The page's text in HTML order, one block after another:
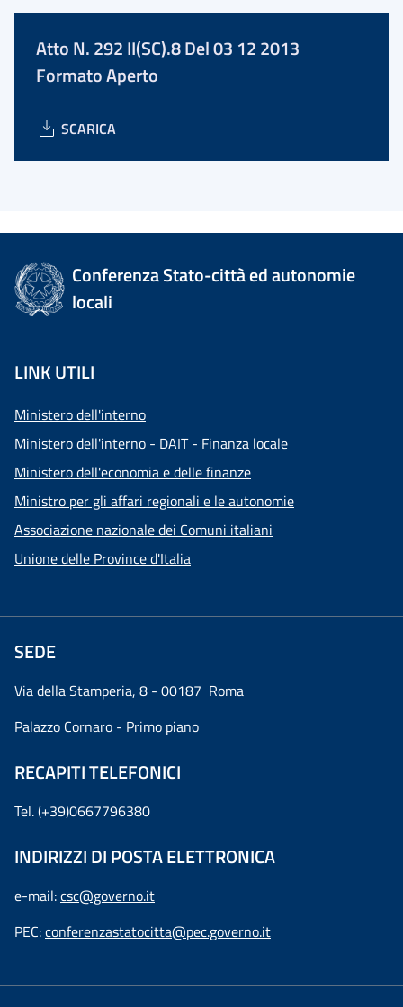
Atto N. 292 II(SC).8 Del 03 12 2013
Formato Aperto
SCARICA
Conferenza Stato-città ed autonomie
locali
LINK UTILI
Ministero dell'interno
Ministero dell'interno - DAIT - Finanza locale
Ministero dell'economia e delle finanze
Ministro per gli affari regionali e le autonomie
Associazione nazionale dei Comuni italiani
Unione delle Province d'Italia
SEDE
Via della Stamperia, 8 - 00187 Roma
Palazzo Cornaro - Primo piano
RECAPITI TELEFONICI
Tel. (+39)0667796380
INDIRIZZI DI POSTA ELETTRONICA
e-mail:csc@governo.it
PEC:conferenzastatocitta@pec.governo.it